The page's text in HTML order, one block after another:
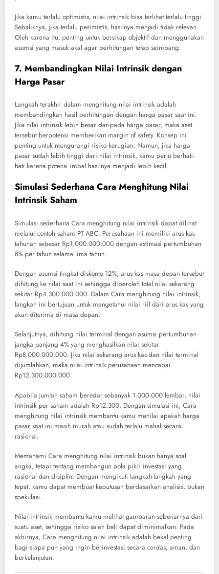
Jika kamu terlalu optimistis, nilai intrinsik bisa terlihat terlalu tinggi.
Sebaliknya, jika terlalu pesimistis, hasilnya menjadi tidak relevan.
Oleh karena itu, penting untuk bersikap objektif dan menggunakan
asumsi yang masuk akal agar perhitungan tetap seimbang.
7. Membandingkan Nilai Intrinsik dengan
Harga Pasar
Langkah terakhir dalam menghitung nilai intrinsik adalah
membandingkan hasil perhitungan dengan harga pasar saat ini.
Jika nilai intrinsik lebih besar daripada harga pasar, maka aset
tersebut berpotensi memberikan margin of safety. Konsep ini
penting untuk mengurangi risiko kerugian. Namun, jika harga
pasar sudah lebih tinggi dari nilai intrinsik, kamu perlu berhati-
hati karena potensi imbal hasilnya menjadi lebih kecil.
Simulasi Sederhana Cara Menghitung Nilai
Intrinsik Saham
Simulasi sederhana Cara menghitung nilai intrinsik dapat dilihat
melalui contoh saham PT ABC. Perusahaan ini memiliki arus kas
tahunan sebesar Rp1.000.000.000 dengan estimasi pertumbuhan
8% per tahun selama lima tahun.
Dengan asumsi tingkat diskonto 12%, arus kas masa depan tersebut
dihitung ke nilai saat ini sehingga diperoleh total nilai sekarang
sekitar Rp4.300.000.000. Dalam Cara menghitung nilai intrinsik,
langkah ini bertujuan untuk mengetahui nilai riil dari arus kas yang
akan diterima di masa depan.
Selanjutnya, dihitung nilai terminal dengan asumsi pertumbuhan
jangka panjang 4% yang menghasilkan nilai sekitar
Rp8.000.000.000. Jika nilai sekarang arus kas dan nilai terminal
dijumlahkan, maka nilai intrinsik perusahaan mencapai
Rp12.300.000.000.
Apabila jumlah saham beredar sebanyak 1.000.000 lembar, nilai
intrinsik per saham adalah Rp12.300. Dengan simulasi ini, Cara
menghitung nilai intrinsik membantu kamu menilai apakah harga
pasar saat ini masih murah atau sudah terlalu mahal secara
rasional.
Memahami Cara menghitung nilai intrinsik bukan hanya soal
angka, tetapi tentang membangun pola pikir investasi yang
rasional dan disiplin. Dengan mengikuti langkah-langkah yang
tepat, kamu dapat membuat keputusan berdasarkan analisis, bukan
spekulasi.
Nilai intrinsik membantu kamu melihat gambaran sebenarnya dari
suatu aset, sehingga risiko salah beli dapat diminimalkan. Pada
akhirnya, Cara menghitung nilai intrinsik adalah bekal penting
bagi siapa pun yang ingin berinvestasi secara cerdas, aman, dan
berkelanjutan.